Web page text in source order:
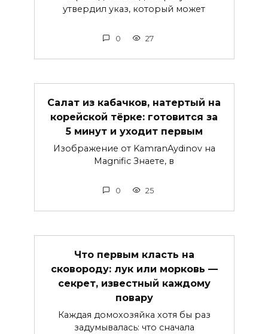
утвердил указ, который может
0 27
Салат из кабачков, натертый на
корейской тёрке: готовится за
5 минут и уходит первым
Изображение от KamranAydinov на
Magnific Знаете, в
0 25
Что первым класть на
сковороду: лук или морковь —
секрет, известный каждому
повару
Каждая домохозяйка хотя бы раз
задумывалась: что сначала